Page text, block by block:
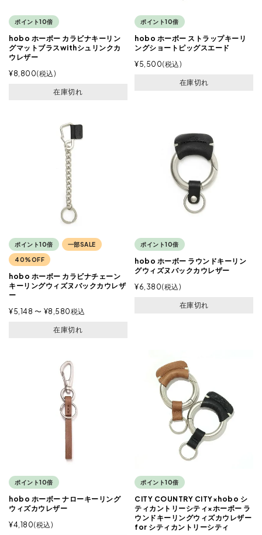
ポイント10倍
hobo ホーボー カラビナキーリン
グマットブラスwithシュリンクカ
ウレザー
¥8,800 税込
在庫切れ
ポイント10倍
hobo ホーボー ストラップキーリ
ングショートピッグスエード
¥5,500 税込
在庫切れ
ポイント10倍 一部SALE
40%OFF
hobo ホーボー カラビナチェーン
キーリングウィズヌバックカウレザ
ー
¥5,148 〜 ¥8,580税込
在庫切れ
ポイント10倍
hobo ホーボー ラウンドキーリン
グウィズヌバックカウレザー
¥6,380 税込
在庫切れ
ポイント10倍
hobo ホーボー ナローキーリング
ウィズカウレザー
¥4,180 税込
ポイント10倍
CITY COUNTRY CITY×hobo シ
ティカントリーシティ×ホーボー ラ
ウンドキーリングウィズカウレザー
for シティカントリーシティ